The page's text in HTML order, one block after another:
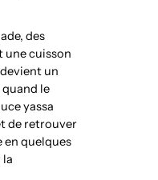
des
une cuisson
un
le
yassa
de retrouver
quelques
la